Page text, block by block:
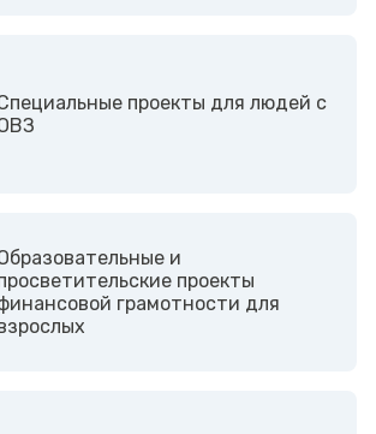
проекты для людей с
и
проекты
грамотности для